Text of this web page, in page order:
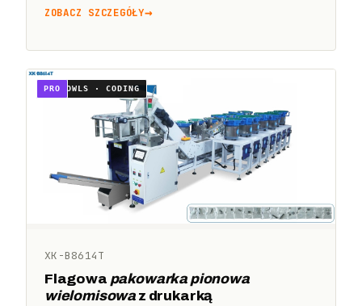
ZOBACZ SZCZEGÓŁY
14 BOWLS · CODING
PRO
XK-B8614T
Flagowa pakowarka pionowa
wielomisowa z drukarką